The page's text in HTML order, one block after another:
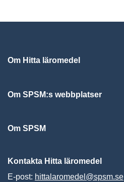
Om Hitta läromedel
Om SPSM:s webbplatser
Om SPSM
Kontakta Hitta läromedel
E-post: hittalaromedel@spsm.se